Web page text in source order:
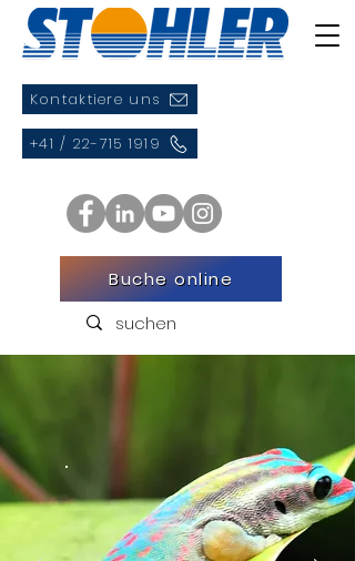
Buche online
Kontaktiere uns
+41 / 22-715 1919